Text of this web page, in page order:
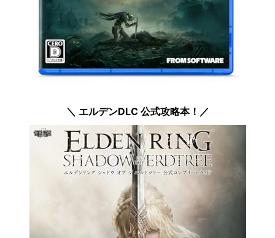
＼ エルデンDLC 公式攻略本！／